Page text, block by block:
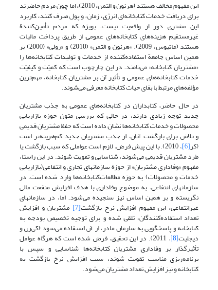
این مفهوم مخالف هستند (هرنون و التمن، 2010)، اما چون مردم حاضرند
برای دریافت خدمات کتابخانه‌ای انرژی، زمان، و پول صرف کنند، کاربرد
این مشتری دور از واقعیت نیست، بویژه که مردم تأمین‌کنندة
غیرمستقیم هزینه‌های کتابخانه‌های عمومی از طریق پرداخت مالیات
هستند (ماتیوس، 2009). «هرنون و التمن» (2010) و «رولی» (2000) بر
همین اساس جامعة استفاده‌کننده از خدمات و تولیدات کتابخانه‌ها را
«مشتریان کتابخانه» می‌نامند. در این چارچوب است که کمیّت و کیفیّت
خدمات کتابخانه‌های عمومی و تأثیر آن بر مشتریان کتابخانه، مهم‌ترین
مؤلفه‌های مرتبط با بقای حیات کتابخانه معرفی می‌شوند.
در حال حاضر، کتابداران در کتابخانه‌های عمومی به جذب مشتریان
جدید توجه زیادی دارند، در حالی که بررسی متون حوزه بازاریابی
محصولات و خدمات کتابخانه‌ها نشان داده است که حفظ مشتریان قدیمی
و تلاش برای بازگشت آنان، از جذب مشتریان جدید کم‌هزینه‌تر است
(کر[6] ، 2010). با این پیش فرض، لازم است عواملی که سبب بازگشت یا
طرد مشتریان قدیمی می‌شوند، شناسایی و تقویت شوند. در این راستا،
مفهوم «وفاداری مشتریان» از حوزة سازمانهای تجاری و انتفاعی(بازاریابی
خدمات و محصولات) به حوزه مطالعات‌کتابخانه‌ها وارد شده است. در
سازمانهای انتفاعی، به موضوع وفاداری با هدف افزایش منفعت مالی
نگریسته و بر همین اساس نیز سنجیده می‌شود. اما، در سازمانهای
غیرانتفاعی، این مفهوم افزایش نرخ بازگشت[7] مشتریان و افزایش
تعداد استفاده‌کنندگان، تلقی شده و برای توجیه تخصیص بودجه به
کتابخانه و پاسخگویی به سازمان مادر، از آن استفاده می‌شود (کی‌رن و
دیجلیت[8] ، 2011). در این تحقیق، فرض شده است که هرگاه عوامل
تأثیرگذار بر وفاداری مشتریان کتابخانه‌ها شناسایی و سپس با
برنامه‌ریزی مناسب تقویت شوند، سبب افزایش نرخ بازگشت به
کتابخانه و نیز افزایش تعداد مشتریان می‌شود.